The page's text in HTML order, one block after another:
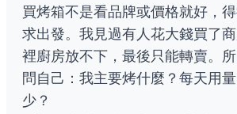
買烤箱不是看品牌或價格就好，
求出發。我見過有人花大錢買了
裡廚房放不下，最後只能轉賣。
問自己：我主要烤什麼？每天用
少？